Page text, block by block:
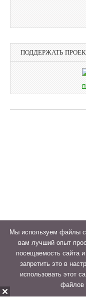
ПОДДЕРЖАТЬ
Мы используем файлы
вам лучший опыт
посещаемость сайта
запретить это в
использовать этот
файлов